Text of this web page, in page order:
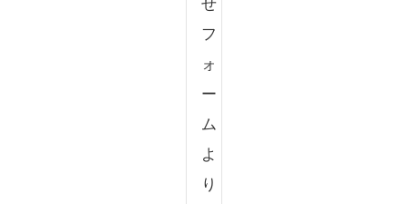
せ
フ
ォ
ー
ム
よ
り